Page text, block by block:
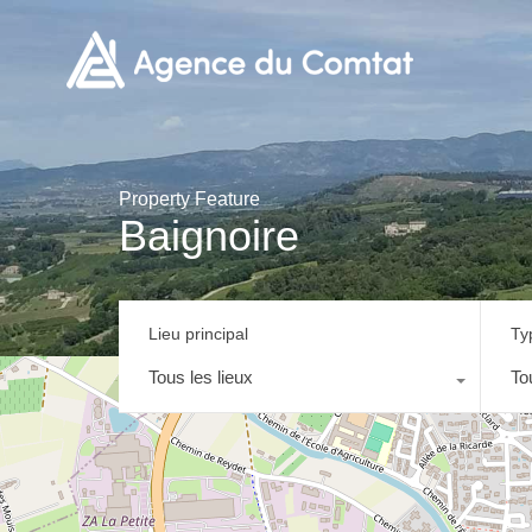
Property Feature
Baignoire
Lieu principal
Tous les lieux